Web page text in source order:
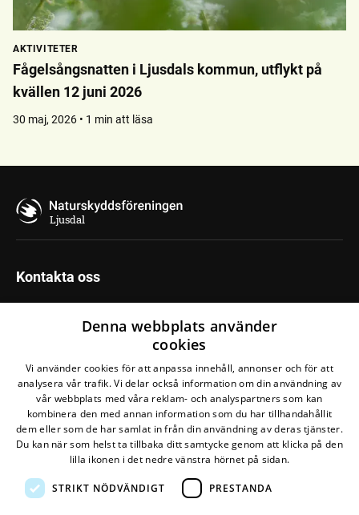
AKTIVITETER
Fågelsångsnatten i Ljusdals kommun, utflykt på
kvällen 12 juni 2026
30 maj, 2026 • 1 min att läsa
Ljusdal
Kontakta oss
Cookies
Om cookies
Den här webbplatsen drivs avGlesys ABmed
Denna webbplats använder
cookies
Vi använder cookies för att anpassa innehåll, annonser och för att
analysera vår trafik. Vi delar också information om din användning av
vår webbplats med våra reklam- och analyspartners som kan
kombinera den med annan information som du har tillhandahållit
dem eller som de har samlat in från din användning av deras tjänster.
Du kan när som helst ta tillbaka ditt samtycke genom att klicka på den
lilla ikonen i det nedre vänstra hörnet på sidan.
STRIKT NÖDVÄNDIGT PRESTANDA